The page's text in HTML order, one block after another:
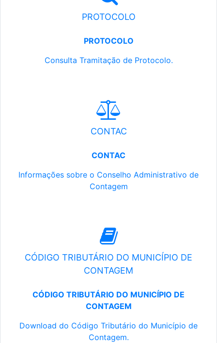
PROTOCOLO
PROTOCOLO
Consulta Tramitação de Protocolo.
CONTAC
CONTAC
Informações sobre o Conselho Administrativo de
Contagem
CÓDIGO TRIBUTÁRIO DO MUNICÍPIO DE
CONTAGEM
CÓDIGO TRIBUTÁRIO DO MUNICÍPIO DE
CONTAGEM
Download do Código Tributário do Município de
Contagem.